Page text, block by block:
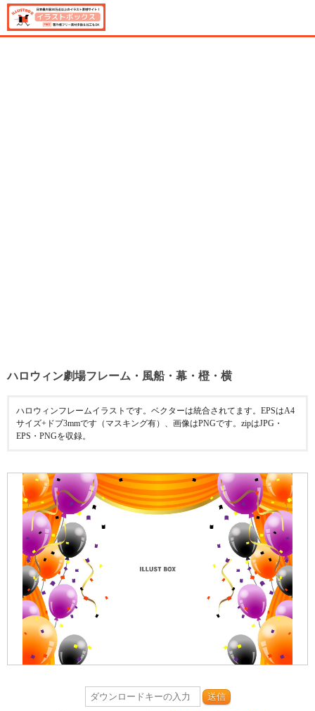
ハロウィン劇場フレーム・風船・幕・橙・横
ハロウィンフレームイラストです。ベクターは統合されてます。EPSはA4
サイズ+ドブ3mmです（マスキング有）、画像はPNGです。zipはJPG・
EPS・PNGを収録。
送信